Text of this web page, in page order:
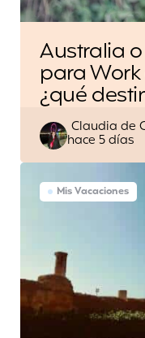
Australia
para
¿qué
Escrito
por
Claudia de
hace 5 días
Mis Vacaciones